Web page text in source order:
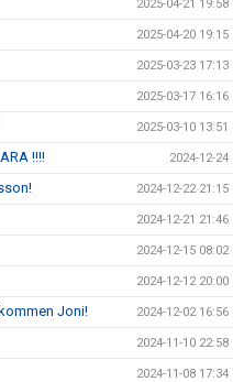
2025-04-21 19:58
2025-04-20 19:15
2025-03-23 17:13
2025-03-17 16:16
2025-03-10 13:51
!!!! 2024-12-24
2024-12-22 21:15
2024-12-21 21:46
2024-12-15 08:02
2024-12-12 20:00
Joni! 2024-12-02 16:56
2024-11-10 22:58
2024-11-08 17:34